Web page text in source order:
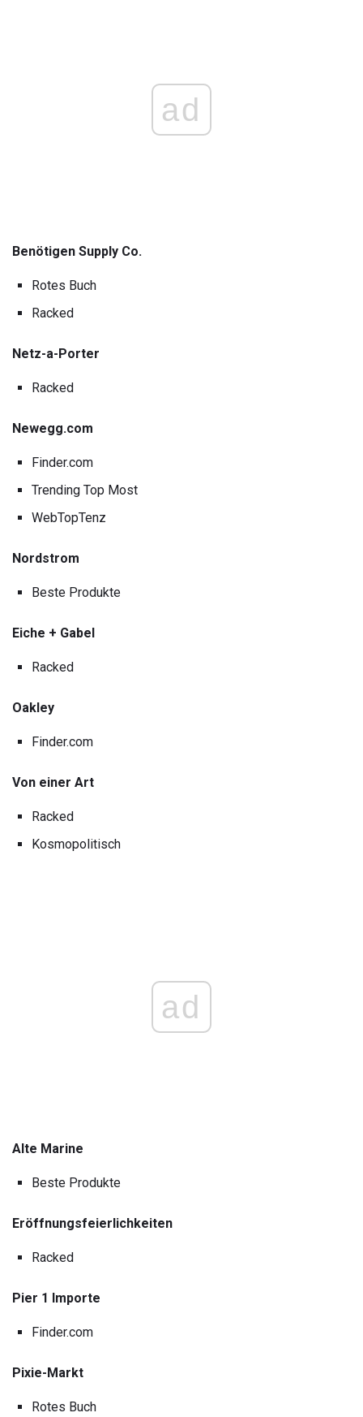
ad
Benötigen Supply Co.
Rotes Buch
Racked
Netz-a-Porter
Racked
Newegg.com
Finder.com
Trending Top Most
WebTopTenz
Nordstrom
Beste Produkte
Eiche + Gabel
Racked
Oakley
Finder.com
Von einer Art
Racked
Kosmopolitisch
ad
Alte Marine
Beste Produkte
Eröffnungsfeierlichkeiten
Racked
Pier 1 Importe
Finder.com
Pixie-Markt
Rotes Buch